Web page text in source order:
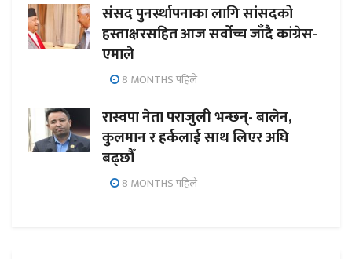
संसद पुनर्स्थापनाका लागि सांसदको
हस्ताक्षरसहित आज सर्वोच्च जाँदै कांग्रेस-
एमाले
8 MONTHS पहिले
रास्वपा नेता पराजुली भन्छन्- बालेन,
कुलमान र हर्कलाई साथ लिएर अघि
बढ्छौँ
8 MONTHS पहिले